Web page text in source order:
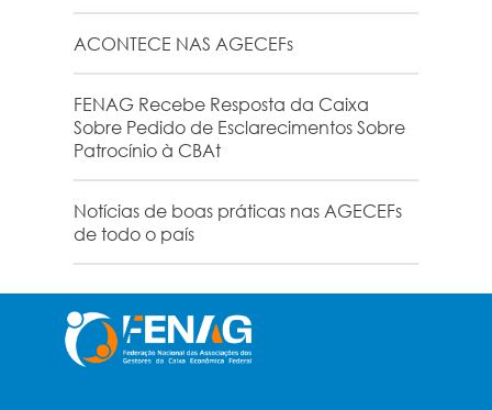
ACONTECE NAS AGECEFs
FENAG Recebe Resposta da Caixa
Sobre Pedido de Esclarecimentos Sobre
Patrocínio à CBAt
Notícias de boas práticas nas AGECEFs
de todo o país